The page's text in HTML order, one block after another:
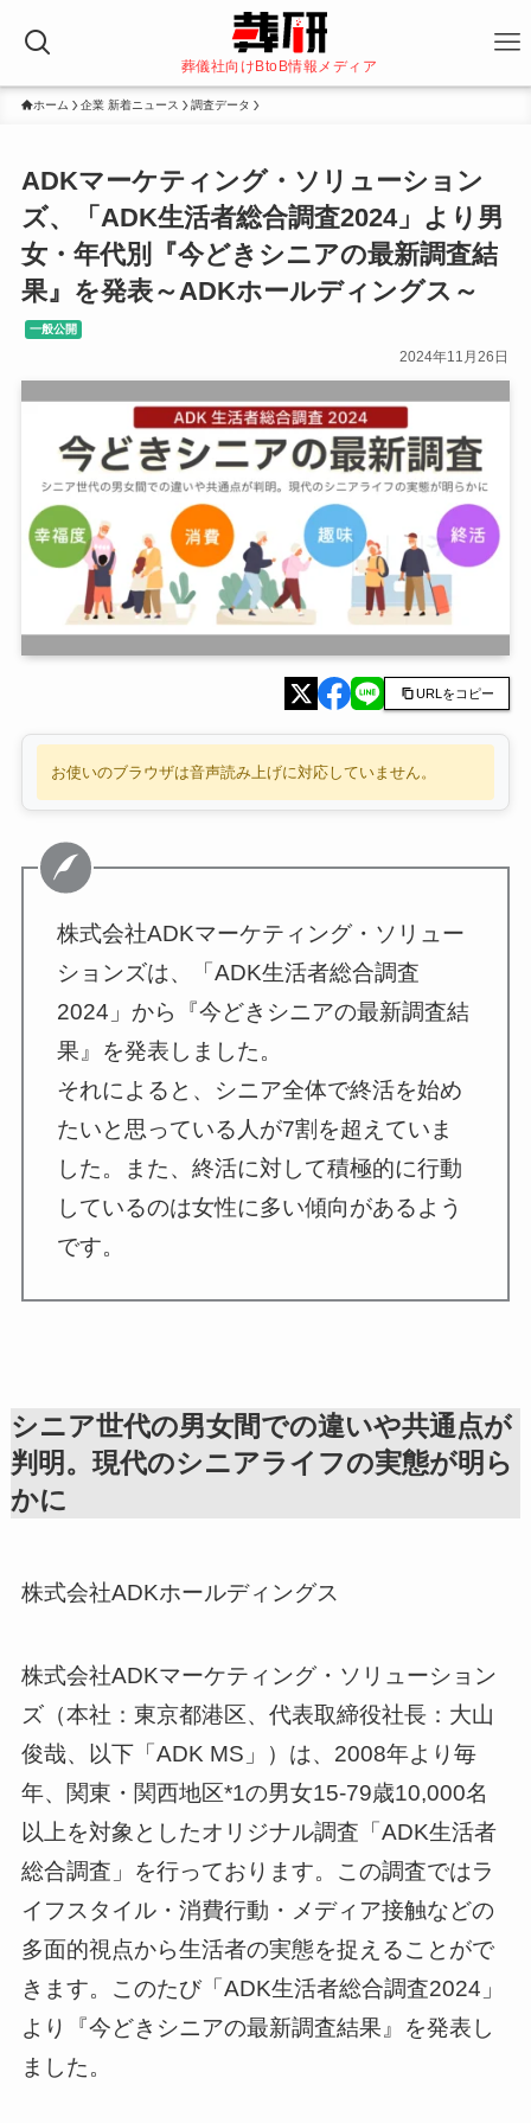
葬儀社向けBtoB情報メディア
ホーム 企業 新着ニュース 調査データ
ADKマーケティング・ソリューション
ズ、「ADK生活者総合調査2024」より男
女・年代別『今どきシニアの最新調査結
果』を発表～ADKホールディングス～
一般公開
2024年11月26日
URLをコピー
お使いのブラウザは音声読み上げに対応していません。
株式会社ADKマーケティング・ソリュー
ションズは、「ADK生活者総合調査
2024」から『今どきシニアの最新調査結
果』を発表しました。
それによると、シニア全体で終活を始め
たいと思っている人が7割を超えていま
した。また、終活に対して積極的に行動
しているのは女性に多い傾向があるよう
です。
シニア世代の男女間での違いや共通点が
判明。現代のシニアライフの実態が明ら
かに
株式会社ADKホールディングス
株式会社ADKマーケティング・ソリューション
ズ（本社：東京都港区、代表取締役社長：大山
俊哉、以下「ADK MS」）は、2008年より毎
年、関東・関西地区*1の男女15-79歳10,000名
以上を対象としたオリジナル調査「ADK生活者
総合調査」を行っております。この調査ではラ
イフスタイル・消費行動・メディア接触などの
多面的視点から生活者の実態を捉えることがで
きます。このたび「ADK生活者総合調査2024」
より『今どきシニアの最新調査結果』を発表し
ました。